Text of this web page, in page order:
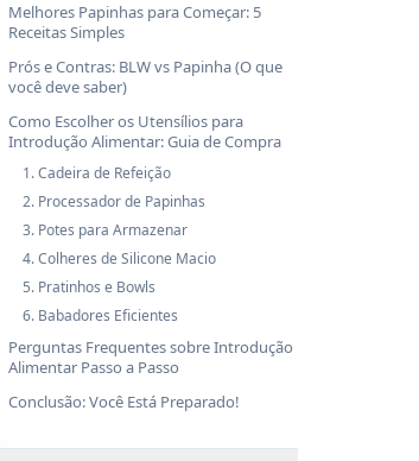
Melhores Papinhas para Começar: 5
Receitas Simples
Prós e Contras: BLW vs Papinha (O que
você deve saber)
Como Escolher os Utensílios para
Introdução Alimentar: Guia de Compra
1. Cadeira de Refeição
2. Processador de Papinhas
3. Potes para Armazenar
4. Colheres de Silicone Macio
5. Pratinhos e Bowls
6. Babadores Eficientes
Perguntas Frequentes sobre Introdução
Alimentar Passo a Passo
Conclusão: Você Está Preparado!